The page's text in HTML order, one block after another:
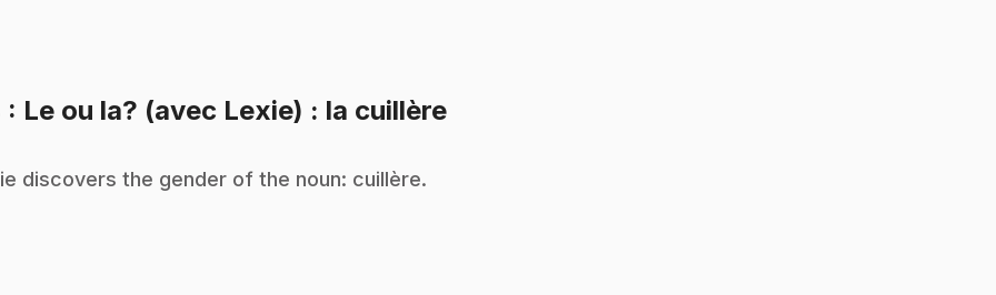
: Le ou la? (avec Lexie) : la cuillère.
discovers the gender of the noun: cuillère.